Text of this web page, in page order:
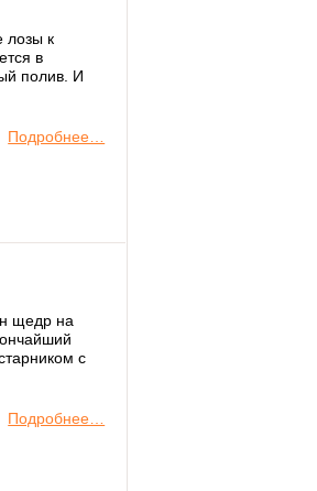
лозы к
в
полив. И
Подробнее…
щедр на
с
Подробнее…